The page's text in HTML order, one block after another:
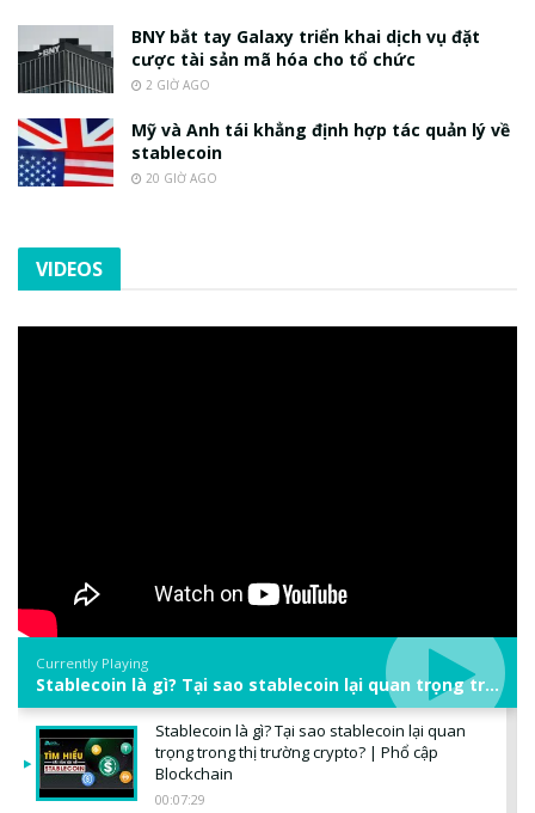
BNY bắt tay Galaxy triển khai dịch vụ đặt
cược tài sản mã hóa cho tổ chức
2 GIỜ AGO
Mỹ và Anh tái khẳng định hợp tác quản lý về
stablecoin
20 GIỜ AGO
VIDEOS
Currently Playing
Stablecoin là gì? Tại sao stablecoin lại quan trọng trong thị trường crypto? | Phổ cập Blockchain
Stablecoin là gì? Tại sao stablecoin lại quan
trọng trong thị trường crypto? | Phổ cập
Blockchain
00:07:29